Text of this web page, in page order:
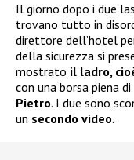
Il giorno dopo i due
trovano tutto in
direttore dell’hotel
della sicurezza si
mostrato il ladro,
con una borsa piena
Pietro. I due sono
un secondo video.